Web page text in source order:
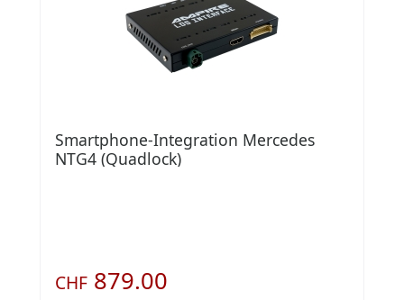
Smartphone-Integration Mercedes
NTG4 (Quadlock)
CHF 879.00